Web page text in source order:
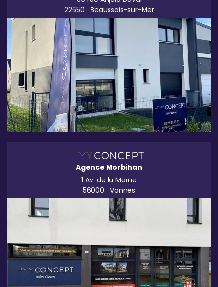
22650
Beaussais-sur-Mer
Agence Morbihan
1 Av. de la Marne
56000
Vannes